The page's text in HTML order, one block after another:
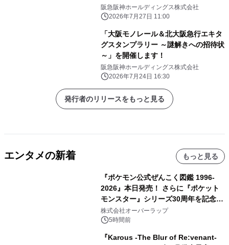
阪急阪神ホールディングス株式会社
2026年7月27日 11:00
「大阪モノレール＆北大阪急行エキタ
グスタンプラリー ～謎解きへの招待状
～」を開催します！
阪急阪神ホールディングス株式会社
2026年7月24日 16:30
発行者のリリースをもっと見る
エンタメの新着 もっと見る
『ポケモン公式ぜんこく図鑑 1996-
2026』本日発売！ さらに『ポケット
モンスター』シリーズ30周年を記念し
た画集『ポケットモンスター ビジュア
ルアートブック』の発売決定！ 2026
株式会社オーバーラップ
5時間前
『Karous -The Blur of Re:venant-